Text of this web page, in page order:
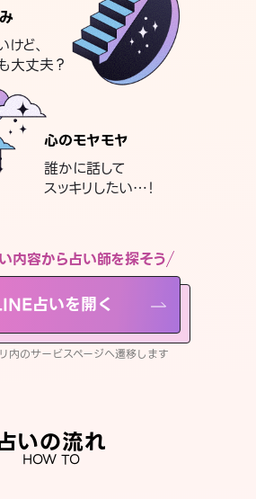
ど、
大丈夫？
心のモヤモヤ
誰かに話して
スッキリしたい…！
内容から占い師を探そう
占いを開く
内のサービスページへ遷移します
いの流れ
HOW TO